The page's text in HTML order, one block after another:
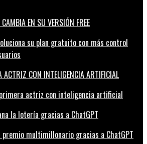
su plan gratuito con más control
actriz con inteligencia artificial
premio multimillonario gracias a ChatGPT